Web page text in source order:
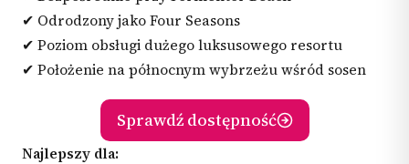
✔ Odrodzony jako Four Seasons
✔ Poziom obsługi dużego luksusowego resortu
✔ Położenie na północnym wybrzeżu wśród sosen
Sprawdź dostępność
Najlepszy dla: